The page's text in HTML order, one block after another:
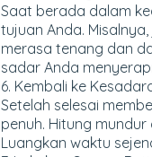
Saat berada dalam
tujuan Anda.
merasa tenang dan
sadar Anda
6. Kembali ke
Setelah selesai
penuh. Hitung
Luangkan waktu